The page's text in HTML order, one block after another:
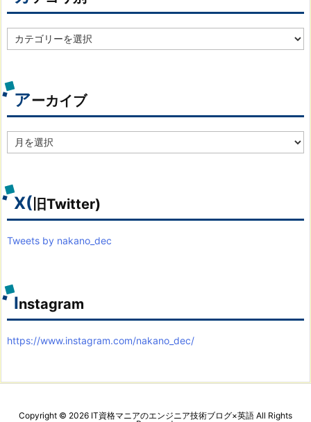
テ
別
アーカイブ
ー
ブ
X( 旧Twitter)
Tweets by nakano_dec
Instagram
https://www.instagram.com/nakano_dec/
Copyright © 2026 IT資格マニアのエンジニア技術ブログ×英語 All Rights